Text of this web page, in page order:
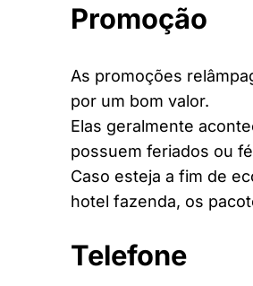
Promoção
As promoções
por um bom valor.
Elas geralmente
possuem feriados ou
Caso esteja a fim de
hotel fazenda, os
Telefone